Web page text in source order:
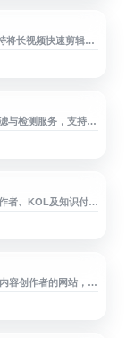
将长视频快速剪辑为
、自动生成字幕、视
功能，适用于视频创
与检测服务，支持自
网站词库涵盖禁语、
发布前的文本合规初
者、KOL及知识付费
与变现等功能。平台
私域流量，适用于知
容创作者的网站，提
作方法、积累表达素
构思和内容创作参考